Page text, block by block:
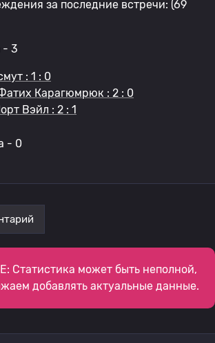
за последние встречи: (69
- 3
: 1 : 0
Карагюмрюк : 2 : 0
Вэйл : 2 : 1
- 0
Статистика может быть неполной,
добавлять актуальные данные.